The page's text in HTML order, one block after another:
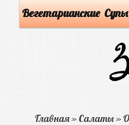
Вегетарианские Супы
Главная» Салаты»